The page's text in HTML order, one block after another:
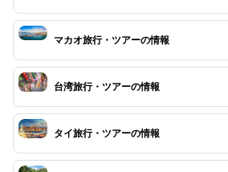
マカオ旅行・ツアーの情報
台湾旅行・ツアーの情報
タイ旅行・ツアーの情報